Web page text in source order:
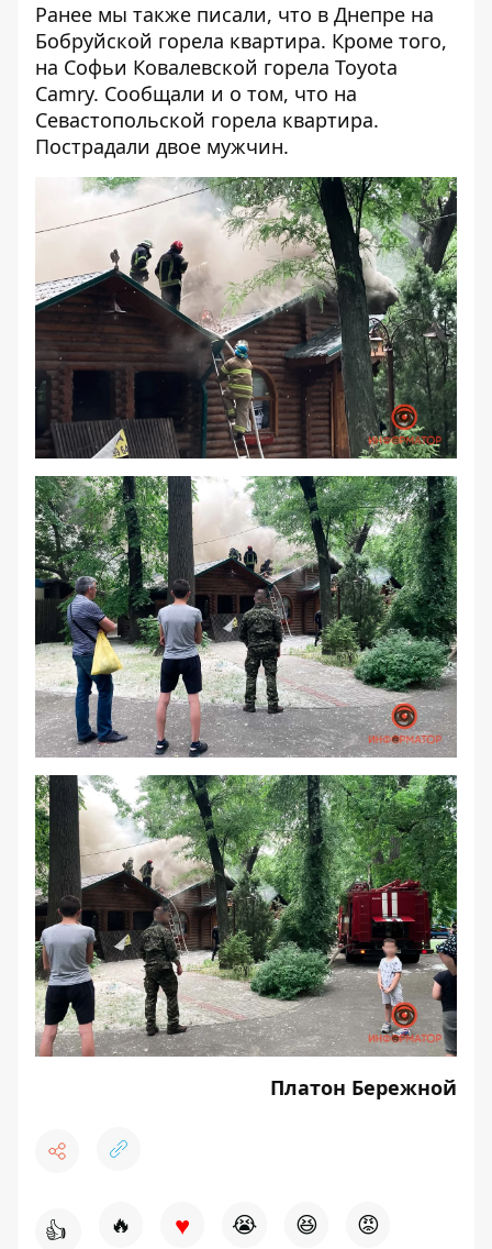
Ранее мы также писали, что в Днепре на
Бобруйской горела квартира. Кроме того,
на Софьи Ковалевской горела Toyota
Camry. Сообщали и о том, что на
Севастопольской горела квартира.
Пострадали двое мужчин.
Платон Бережной
👍 🔥 ♥ 😭 😆 😡